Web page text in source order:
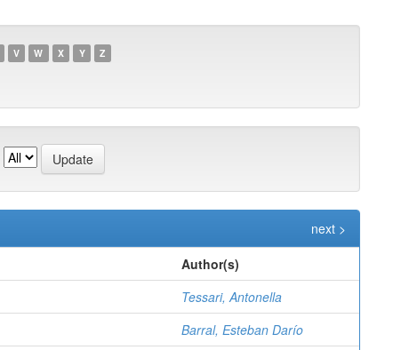
V W X Y Z
next >
Author(s)
Tessari, Antonella
Barral, Esteban Darío